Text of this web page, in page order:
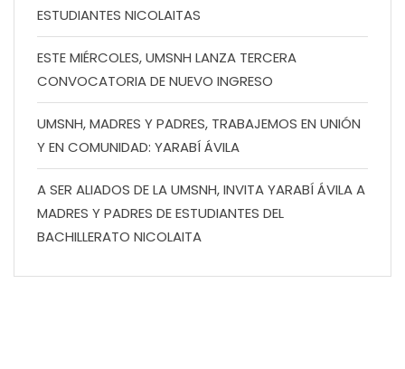
ESTUDIANTES NICOLAITAS
ESTE MIÉRCOLES, UMSNH LANZA TERCERA
CONVOCATORIA DE NUEVO INGRESO
UMSNH, MADRES Y PADRES, TRABAJEMOS EN UNIÓN
Y EN COMUNIDAD: YARABÍ ÁVILA
A SER ALIADOS DE LA UMSNH, INVITA YARABÍ ÁVILA A
MADRES Y PADRES DE ESTUDIANTES DEL
BACHILLERATO NICOLAITA